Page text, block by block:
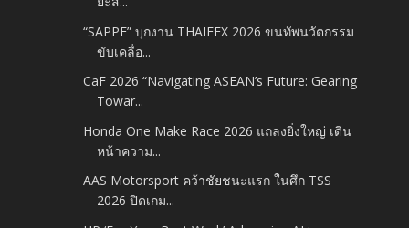
“SAPPE” บุกงาน THAIFEX 2026 ขนทัพนวัตกรรม
ขับเคลื่อ...
CaF 2026 “Navigating ASEAN’s Future: Gearing
Towar...
Honda One Make Race 2026 แถลงยิ่งใหญ่ เดิน
หน้าความ...
AAS Motorsport คว้าชัยชนะแรก ในศึก TSS
2026 ปิดเกม...